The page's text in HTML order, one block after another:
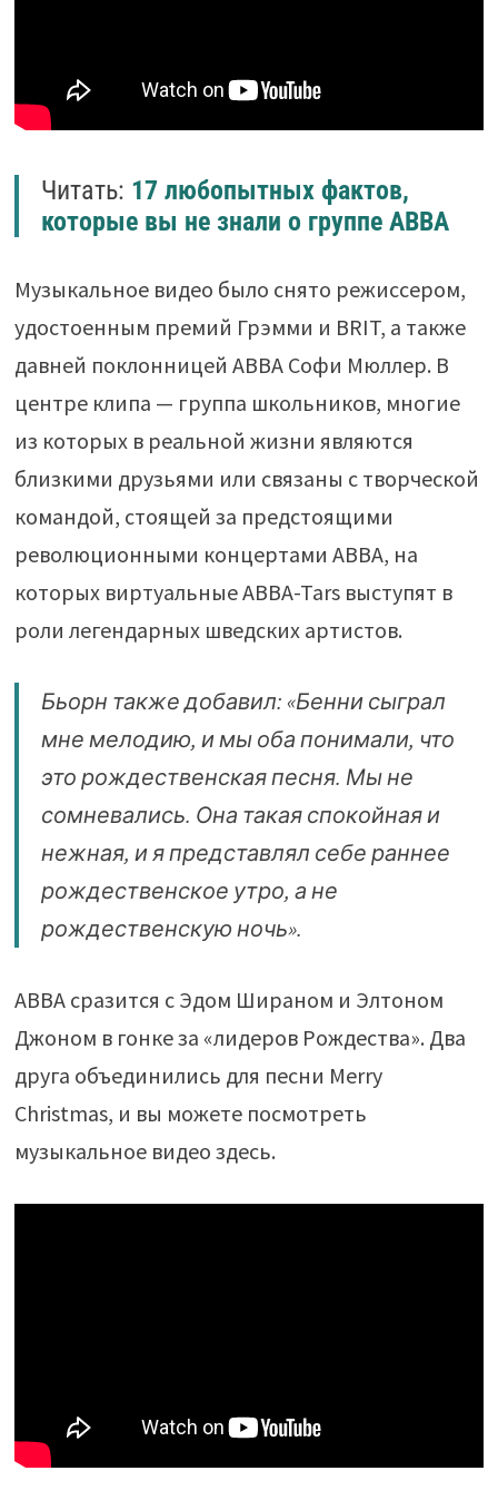
Читать: 17 любопытных фактов,
которые вы не знали о группе ABBA
Музыкальное видео было снято режиссером,
удостоенным премий Грэмми и BRIT, а также
давней поклонницей ABBA Софи Мюллер. В
центре клипа — группа школьников, многие
из которых в реальной жизни являются
близкими друзьями или связаны с творческой
командой, стоящей за предстоящими
революционными концертами ABBA, на
которых виртуальные ABBA-Tars выступят в
роли легендарных шведских артистов.
Бьорн также добавил: «Бенни сыграл
мне мелодию, и мы оба понимали, что
это рождественская песня. Мы не
сомневались. Она такая спокойная и
нежная, и я представлял себе раннее
рождественское утро, а не
рождественскую ночь».
ABBA сразится с Эдом Шираном и Элтоном
Джоном в гонке за «лидеров Рождества». Два
друга объединились для песни Merry
Christmas, и вы можете посмотреть
музыкальное видео здесь.